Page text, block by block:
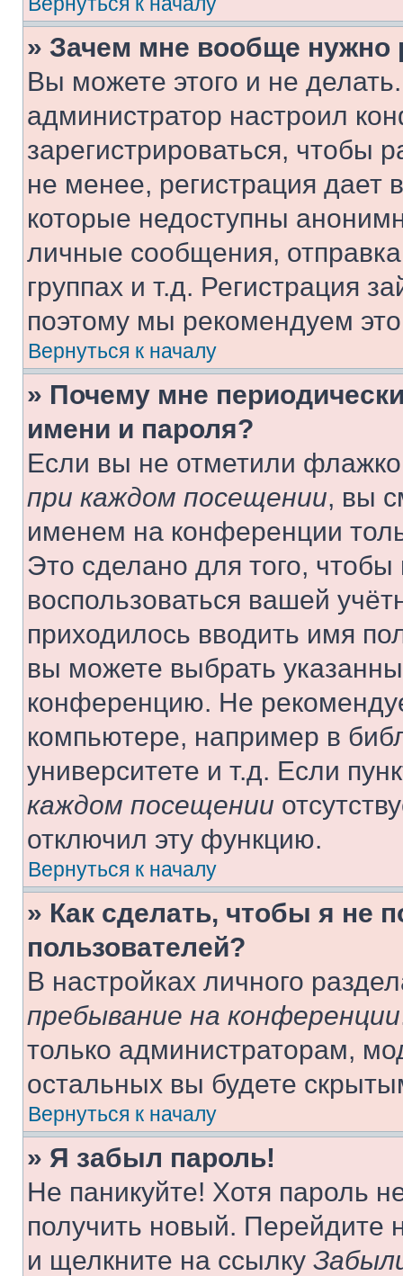
» Зачем мне вообще нужно
Вы можете этого и не
администратор настроил
зарегистрироваться, чтобы
не менее, регистрация
которые недоступны
личные сообщения,
группах и т.д. Регистрация
поэтому мы рекомендуем
Вернуться к началу
» Почему мне
имени и пароля?
Если вы не отметили
при каждом посещении, вы
именем на конференции
Это сделано для того, чтобы
воспользоваться вашей
приходилось вводить имя
вы можете выбрать
конференцию. Не
компьютере, например в
университете и т.д. Если
каждом посещении
отключил эту функцию.
Вернуться к началу
» Как сделать, чтобы я не
пользователей?
В настройках личного
пребывание на конференции
только администраторам,
остальных вы будете
Вернуться к началу
» Я забыл пароль!
Не паникуйте! Хотя пароль
получить новый. Перейдите
и щелкните на ссылку